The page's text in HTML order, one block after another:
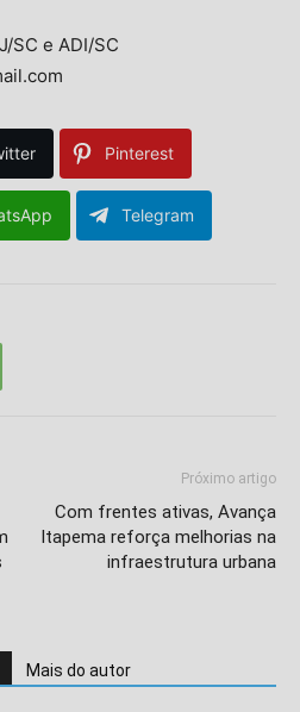
SC e ADI/SC
Pinterest
Telegram
Próximo artigo
Com frentes ativas, Avança
Itapema reforça melhorias na
infraestrutura urbana
Mais do autor